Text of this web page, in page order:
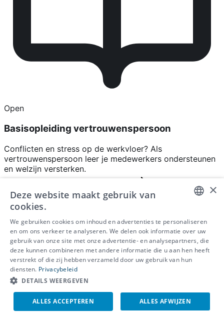
Open
Basisopleiding vertrouwenspersoon
Conflicten en stress op de werkvloer? Als
vertrouwenspersoon leer je medewerkers ondersteunen
en welzijn versterken.
Ons aanbod
Gezond aan het werk
Mentaal welzijn
Veilig werken
Arbeidshygiëne
Ergonomisch werken
Duurzame werkplek
Over ons
DUTCH
FRENCH
×
Deze website maakt gebruik van
cookies.
We gebruiken cookies om inhoud en advertenties te personaliseren
en om ons verkeer te analyseren. We delen ook informatie over uw
gebruik van onze site met onze advertentie- en analysepartners, die
deze kunnen combineren met andere informatie die u aan hen heeft
verstrekt of die zij hebben verzameld door uw gebruik van hun
diensten. Privacybeleid
DETAILS WEERGEVEN
ALLES ACCEPTEREN ALLES AFWIJZEN